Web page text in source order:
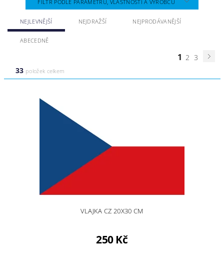
FILTR PODLE PARAMETRŮ, VLASTNOSTÍ A VÝROBCŮ
NEJLEVNĚJŠÍ NEJDRAŽŠÍ NEJPRODÁVANĚJŠÍ
ABECEDNĚ
1 2 3
33 položek celkem
VLAJKA CZ 20X30 CM
250 Kč